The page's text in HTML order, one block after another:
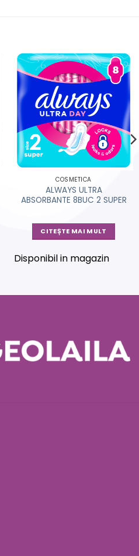
COSMETICA
ALWAYS ULTRA
ABSORBANTE 8BUC 2 SUPER
CITEȘTE MAI MULT
Disponibil in magazin